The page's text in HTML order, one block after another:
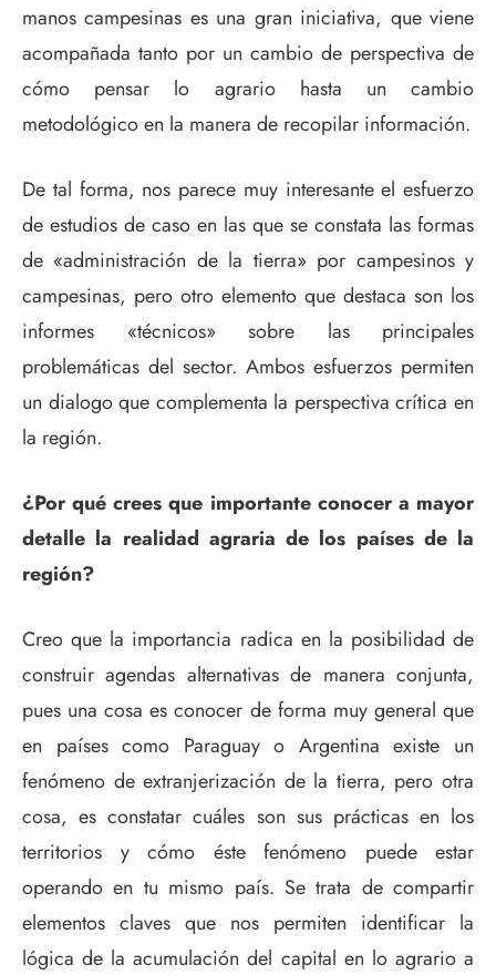
manos campesinas es una gran iniciativa, que viene
acompañada tanto por un cambio de perspectiva de
cómo pensar lo agrario hasta un cambio
metodológico en la manera de recopilar información.
De tal forma, nos parece muy interesante el esfuerzo
de estudios de caso en las que se constata las formas
de «administración de la tierra» por campesinos y
campesinas, pero otro elemento que destaca son los
informes «técnicos» sobre las principales
problemáticas del sector. Ambos esfuerzos permiten
un dialogo que complementa la perspectiva crítica en
la región.
¿Por qué crees que importante conocer a mayor
detalle la realidad agraria de los países de la
región?
Creo que la importancia radica en la posibilidad de
construir agendas alternativas de manera conjunta,
pues una cosa es conocer de forma muy general que
en países como Paraguay o Argentina existe un
fenómeno de extranjerización de la tierra, pero otra
cosa, es constatar cuáles son sus prácticas en los
territorios y cómo éste fenómeno puede estar
operando en tu mismo país. Se trata de compartir
elementos claves que nos permiten identificar la
lógica de la acumulación del capital en lo agrario a